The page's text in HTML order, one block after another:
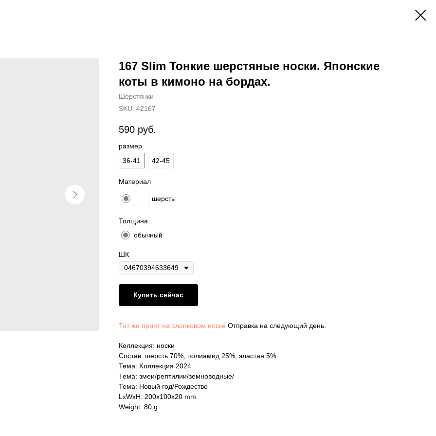
167 Slim Тонкие шерстяные носки. Японские
коты в кимоно на бордах.
Шерстянки
SKU: 42167
590 руб.
размер
36-41
42-45
Материал
шерсть
Толщина
обычный
ШК
Купить сейчас
Тот же принт на хлопковом носке Отправка на следующий день.
Коллекция: носки
Состав: шерсть 70%, полиамид 25%, эластан 5%
Тема: Kоллекция 2024
Тема: змеи/рептилии/земноводные/
Тема: Новый год/Рождество
LxWxH: 200x100x20 mm
Weight: 80 g